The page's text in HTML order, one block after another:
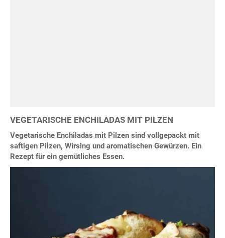
VEGETARISCHE ENCHILADAS MIT PILZEN
Vegetarische Enchiladas mit Pilzen sind vollgepackt mit
saftigen Pilzen, Wirsing und aromatischen Gewürzen. Ein
Rezept für ein gemütliches Essen.